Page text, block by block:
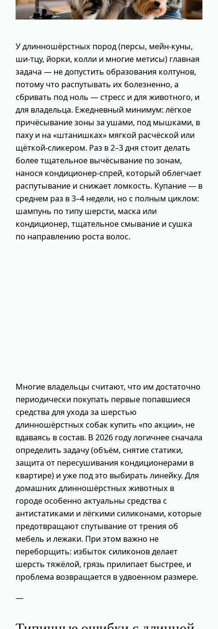
У длинношёрстных пород (персы, мейн‑куны,
ши‑тцу, йорки, колли и многие метисы) главная
задача — не допустить образования колтунов,
потому что распутывать их болезненно, а
сбривать под ноль — стресс и для животного, и
для владельца. Ежедневный минимум: лёгкое
причёсывание зоны за ушами, под мышками, в
паху и на «штанишках» мягкой расчёской или
щёткой‑сликером. Раз в 2–3 дня стоит делать
более тщательное вычёсывание по зонам,
нанося кондиционер‑спрей, который облегчает
распутывание и снижает ломкость. Купание — в
среднем раз в 3–4 недели, но с полным циклом:
шампунь по типу шерсти, маска или
кондиционер, тщательное смывание и сушка
по направлению роста волос.
Многие владельцы считают, что им достаточно
периодически покупать первые попавшиеся
средства для ухода за шерстью
длинношёрстных собак купить «по акции», не
вдаваясь в состав. В 2026 году логичнее сначала
определить задачу (объём, снятие статики,
защита от пересушивания кондиционерами в
квартире) и уже под это выбирать линейку. Для
домашних длинношёрстных животных в
городе особенно актуальны средства с
антистатиками и лёгкими силиконами, которые
предотвращают спутывание от трения об
мебель и лежаки. При этом важно не
переборщить: избыток силиконов делает
шерсть тяжёлой, грязь прилипает быстрее, и
проблема возвращается в удвоенном размере.
—